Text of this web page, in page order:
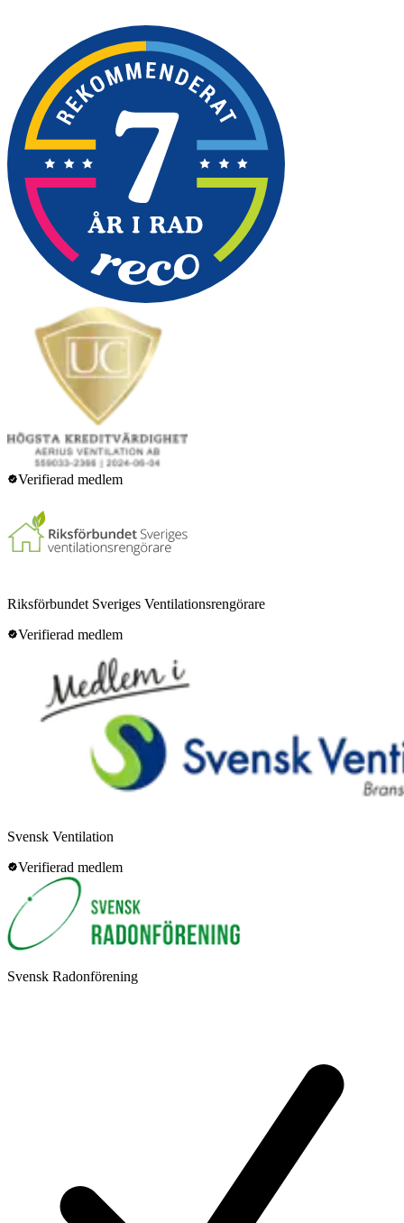
Verifierad medlem
Riksförbundet Sveriges Ventilationsrengörare
Verifierad medlem
Svensk Ventilation
Verifierad medlem
Svensk Radonförening